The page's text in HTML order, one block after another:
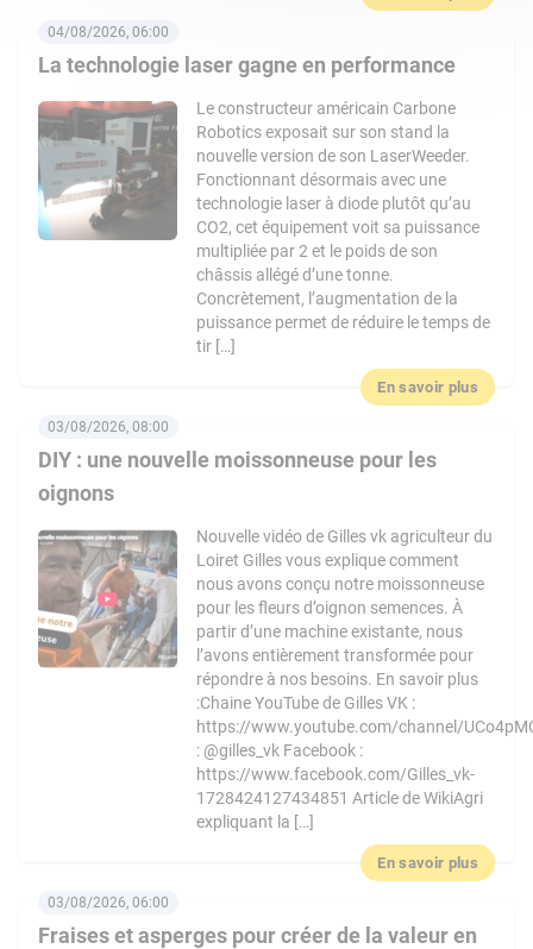
La technologie laser gagne en performance
04/08/2026, 06:00
Le constructeur américain Carbone
Robotics exposait sur son stand la
nouvelle version de son LaserWeeder.
Fonctionnant désormais avec une
technologie laser à diode plutôt qu’au
CO2, cet équipement voit sa puissance
multipliée par 2 et le poids de son
châssis allégé d’une tonne.
Concrètement, l’augmentation de la
puissance permet de réduire le temps de
tir […]
En savoir plus
DIY : une nouvelle moissonneuse pour les
oignons
03/08/2026, 08:00
Nouvelle vidéo de Gilles vk agriculteur du
Loiret Gilles vous explique comment
nous avons conçu notre moissonneuse
pour les fleurs d’oignon semences. À
partir d’une machine existante, nous
l’avons entièrement transformée pour
répondre à nos besoins. En savoir plus
:Chaine YouTube de Gilles VK :
https://www.youtube.com/channel/
: @gilles_vk Facebook :
https://www.facebook.com/Gilles_vk-
1728424127434851 Article de WikiAgri
expliquant la […]
En savoir plus
Fraises et asperges pour créer de la valeur en
03/08/2026, 06:00